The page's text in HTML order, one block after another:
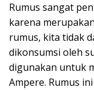
Rumus sangat
karena
rumus, kita tidak
dikonsumsi oleh
digunakan untuk
Ampere. Rumus